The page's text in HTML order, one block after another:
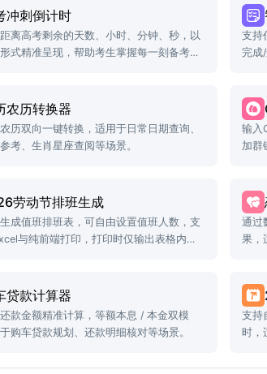
冲刺倒计时
离高考剩余的天数、小时、分钟、秒，以
式精准呈现，帮助考生掌握每一刻备考时
支持
完成
农历转换器
历双向一键转换，适用于日常日期查询、
考、生肖星座查阅等场景。
输入
加群
劳动节排班生成
成值班排班表，可自由设置值班人数，支
与纯前端打印，打印时仅输出表格内
通过
果，
贷款计算器
款金额精准计算，等额本息 / 本金双模
购车贷款规划、还款明细核对等场景。
支持
时，